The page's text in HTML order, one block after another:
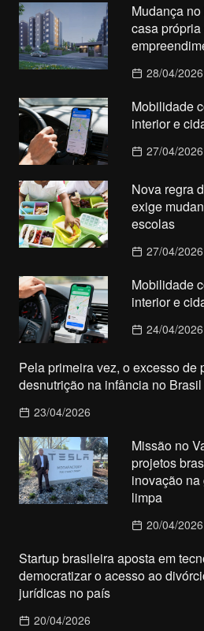
Mudança
casa
28/04/2026
Mobilidade
interior e
27/04/2026
Nova regra
exige
escolas
27/04/2026
Mobilidade
interior e
24/04/2026
Pela primeira vez, o excesso de
desnutrição na infância no Brasil
23/04/2026
Missão no
projetos
inovação
limpa
20/04/2026
Startup brasileira aposta em
democratizar o acesso ao
jurídicas no país
20/04/2026